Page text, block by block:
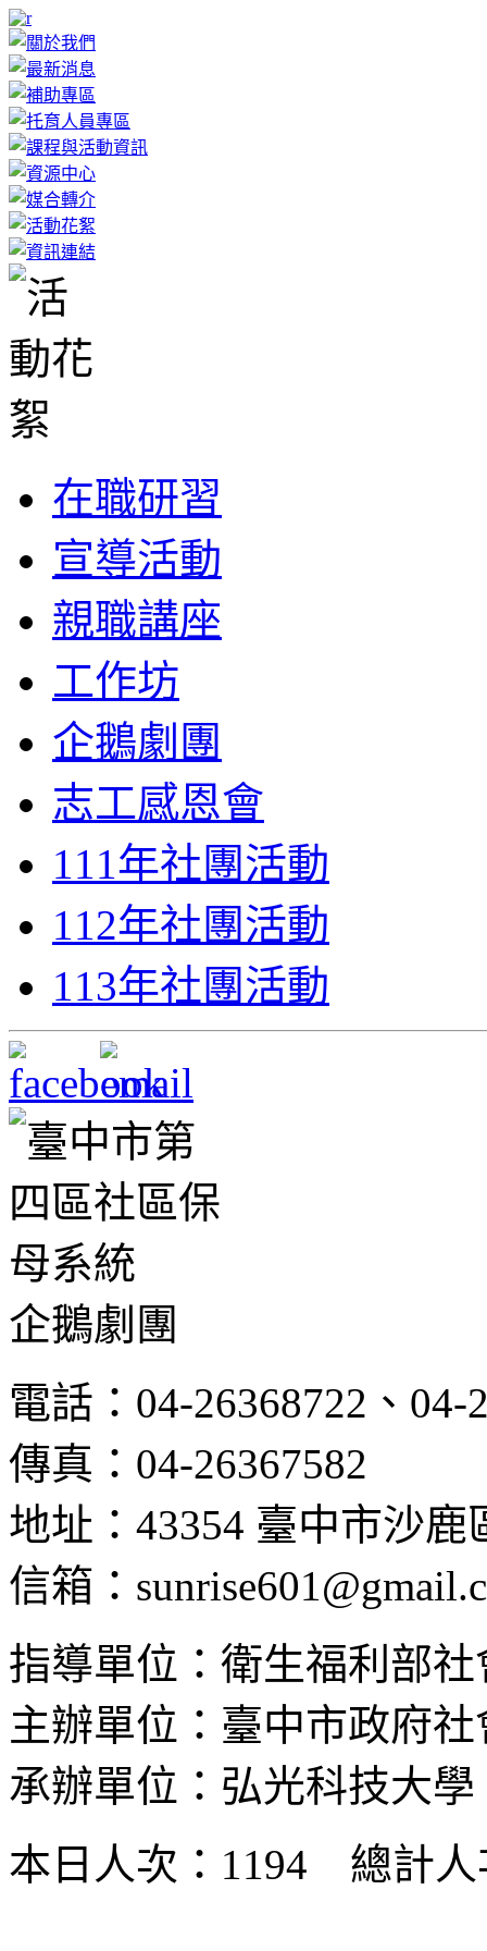
在職研習
宣導活動
親職講座
工作坊
企鵝劇團
志工感恩會
111年社團活動
112年社團活動
113年社團活動
企鵝劇團
電話：04-26368722、04-
傳真：04-26367582
地址：43354 臺中市沙鹿
信箱：
指導單位：衛生福利部
主辦單位：臺中市政府社
承辦單位：弘光科技大學
本日人次：1194 總計人